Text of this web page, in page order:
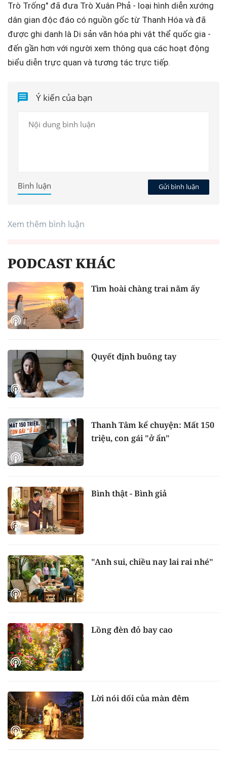
Trò Trống" đã đưa Trò Xuân Phả - loại hình diễn xướng
dân gian độc đáo có nguồn gốc từ Thanh Hóa và đã
được ghi danh là Di sản văn hóa phi vật thể quốc gia -
đến gần hơn với người xem thông qua các hoạt động
biểu diễn trực quan và tương tác trực tiếp.
Ý kiến của bạn
Gửi bình luận
Bình luận
Xem thêm bình luận
PODCAST KHÁC
Tìm hoài chàng trai năm ấy
Quyết định buông tay
Thanh Tâm kể chuyện: Mất 150
triệu, con gái "ở ẩn"
Bình thật - Bình giả
"Anh sui, chiều nay lai rai nhé"
Lồng đèn đỏ bay cao
Lời nói dối của màn đêm